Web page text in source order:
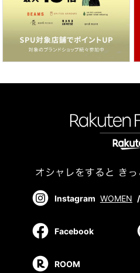
Instagram WOMEN /
Facebook
ROOM